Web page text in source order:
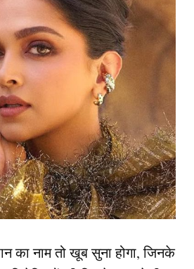
खान और रश्मिका मंदाना की
रही है और इसका ट्रेलर मेकर्स इसी
में आएगी। सलमान की यह दूसरी
नाम तो खूब सुना होगा, जिनके